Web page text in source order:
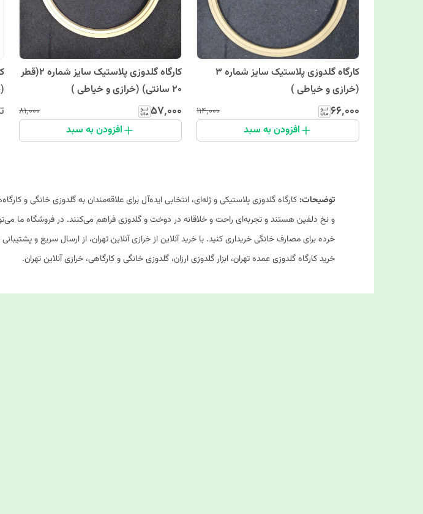
کارگاه گلدوزی پلاستیک سایز شماره 3
(خرازی و خیاطی )
۶۶٬۰۰۰ ۱۱۴٬۰۰۰
افزودن به سبد
کارگاه گلدوزی پلاستیک سایز شماره 2(قطر
20 سانتی) (خرازی و خیاطی )
۵۷٬۰۰۰ ۸۱٬۰۰۰
افزودن به سبد
توضیحات: کارگاه گلدوزی پلاستیکی و ژله‌ای، انتخابی ایده‌آل برای علاقه‌مندان به گلدوزی خانگی و
و نخ دلفین هستند و تجربه‌ای راحت و خلاقانه در دوخت و گلدوزی فراهم می‌کنند. در فروشگاه ما
خرده برای مصارف خانگی خریداری کنید. با خرید آنلاین از خرازی آنلاین تهران، از ارسال سریع و
خرید کارگاه گلدوزی عمده تهران، ابزار گلدوزی ارزان، گلدوزی خانگی و کارگاهی، خرازی آنلاین تهران.